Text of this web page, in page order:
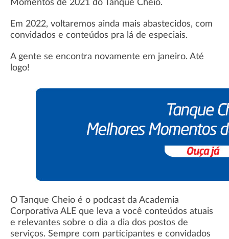
Momentos de 2021 do Tanque Cheio.
Em 2022, voltaremos ainda mais abastecidos, com
convidados e conteúdos pra lá de especiais.
A gente se encontra novamente em janeiro. Até
logo!
O Tanque Cheio é o podcast da Academia
Corporativa ALE que leva a você conteúdos atuais
e relevantes sobre o dia a dia dos postos de
serviços. Sempre com participantes e convidados